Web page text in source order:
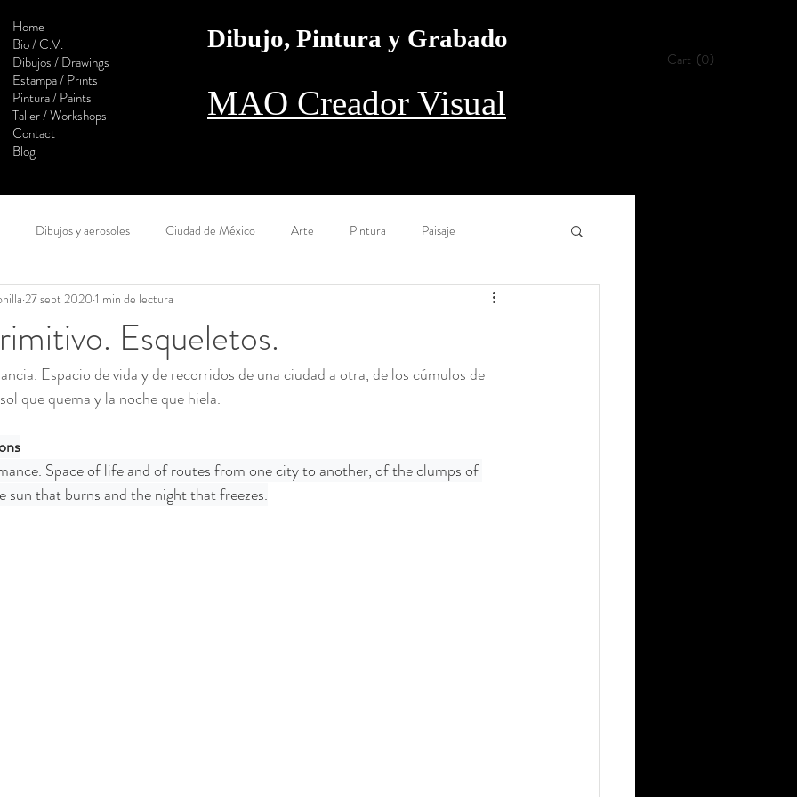
Home
Bio / C.V.
Dibujos / Drawings
Estampa / Prints
Pintura / Paints
Taller / Workshops
Contact
Blog
Cart (0)
Dibujo, Pintura y Grabado
MAO Creador Visual
Dibujos y aerosoles Ciudad de México Arte Pintura Paisaje
camino Estampa Monotipo Aguada
Calaveras Construcción Sol Muralla Óleo Acrílico Procedimiento
Mixta
Esqueletos.
27 sept 2020 1 min de lectura
Espacio de vida y de recorridos de una ciudad a otra, de los cúmulos de
que quema y la noche que hiela.
Space of life and of routes from one city to another, of the clumps of
that burns and the night that freezes.